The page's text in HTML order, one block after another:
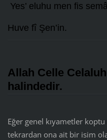
Yes’ eluhu men fis
Huve fî Şen’in.
Allah Celle
halindedir.
Eğer genel kıyametler
tekrardan ona ait bir isim